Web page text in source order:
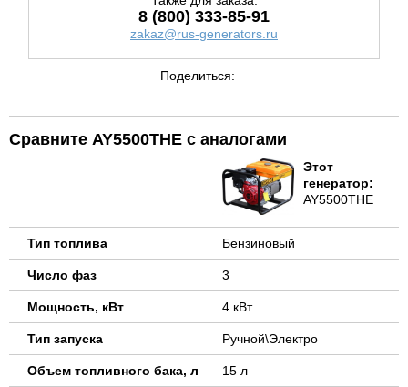
8 (800) 333-85-91
zakaz@rus-generators.ru
Поделиться:
Сравните AY5500THE с аналогами
Тип топлива
Число фаз
Мощность, кВт
Тип запуска
Объем топливного бака, л
Этот
генератор:
AY5500THE
Бензиновый
3
4 кВт
Ручной\Электро
15 л